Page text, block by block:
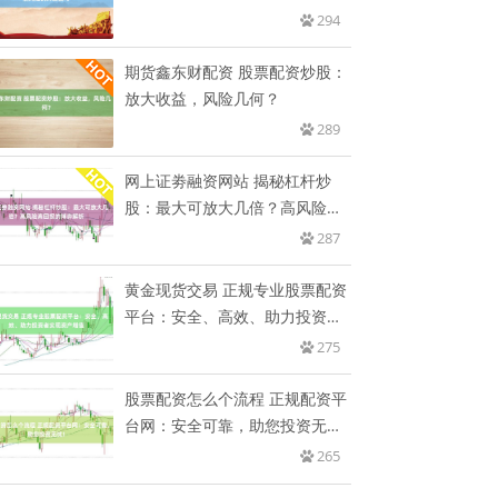
294
期货鑫东财配资 股票配资炒股：
放大收益，风险几何？
289
网上证劵融资网站 揭秘杠杆炒
股：最大可放大几倍？高风险高
287
黄金现货交易 正规专业股票配资
平台：安全、高效、助力投资者
275
股票配资怎么个流程 正规配资平
台网：安全可靠，助您投资无
265